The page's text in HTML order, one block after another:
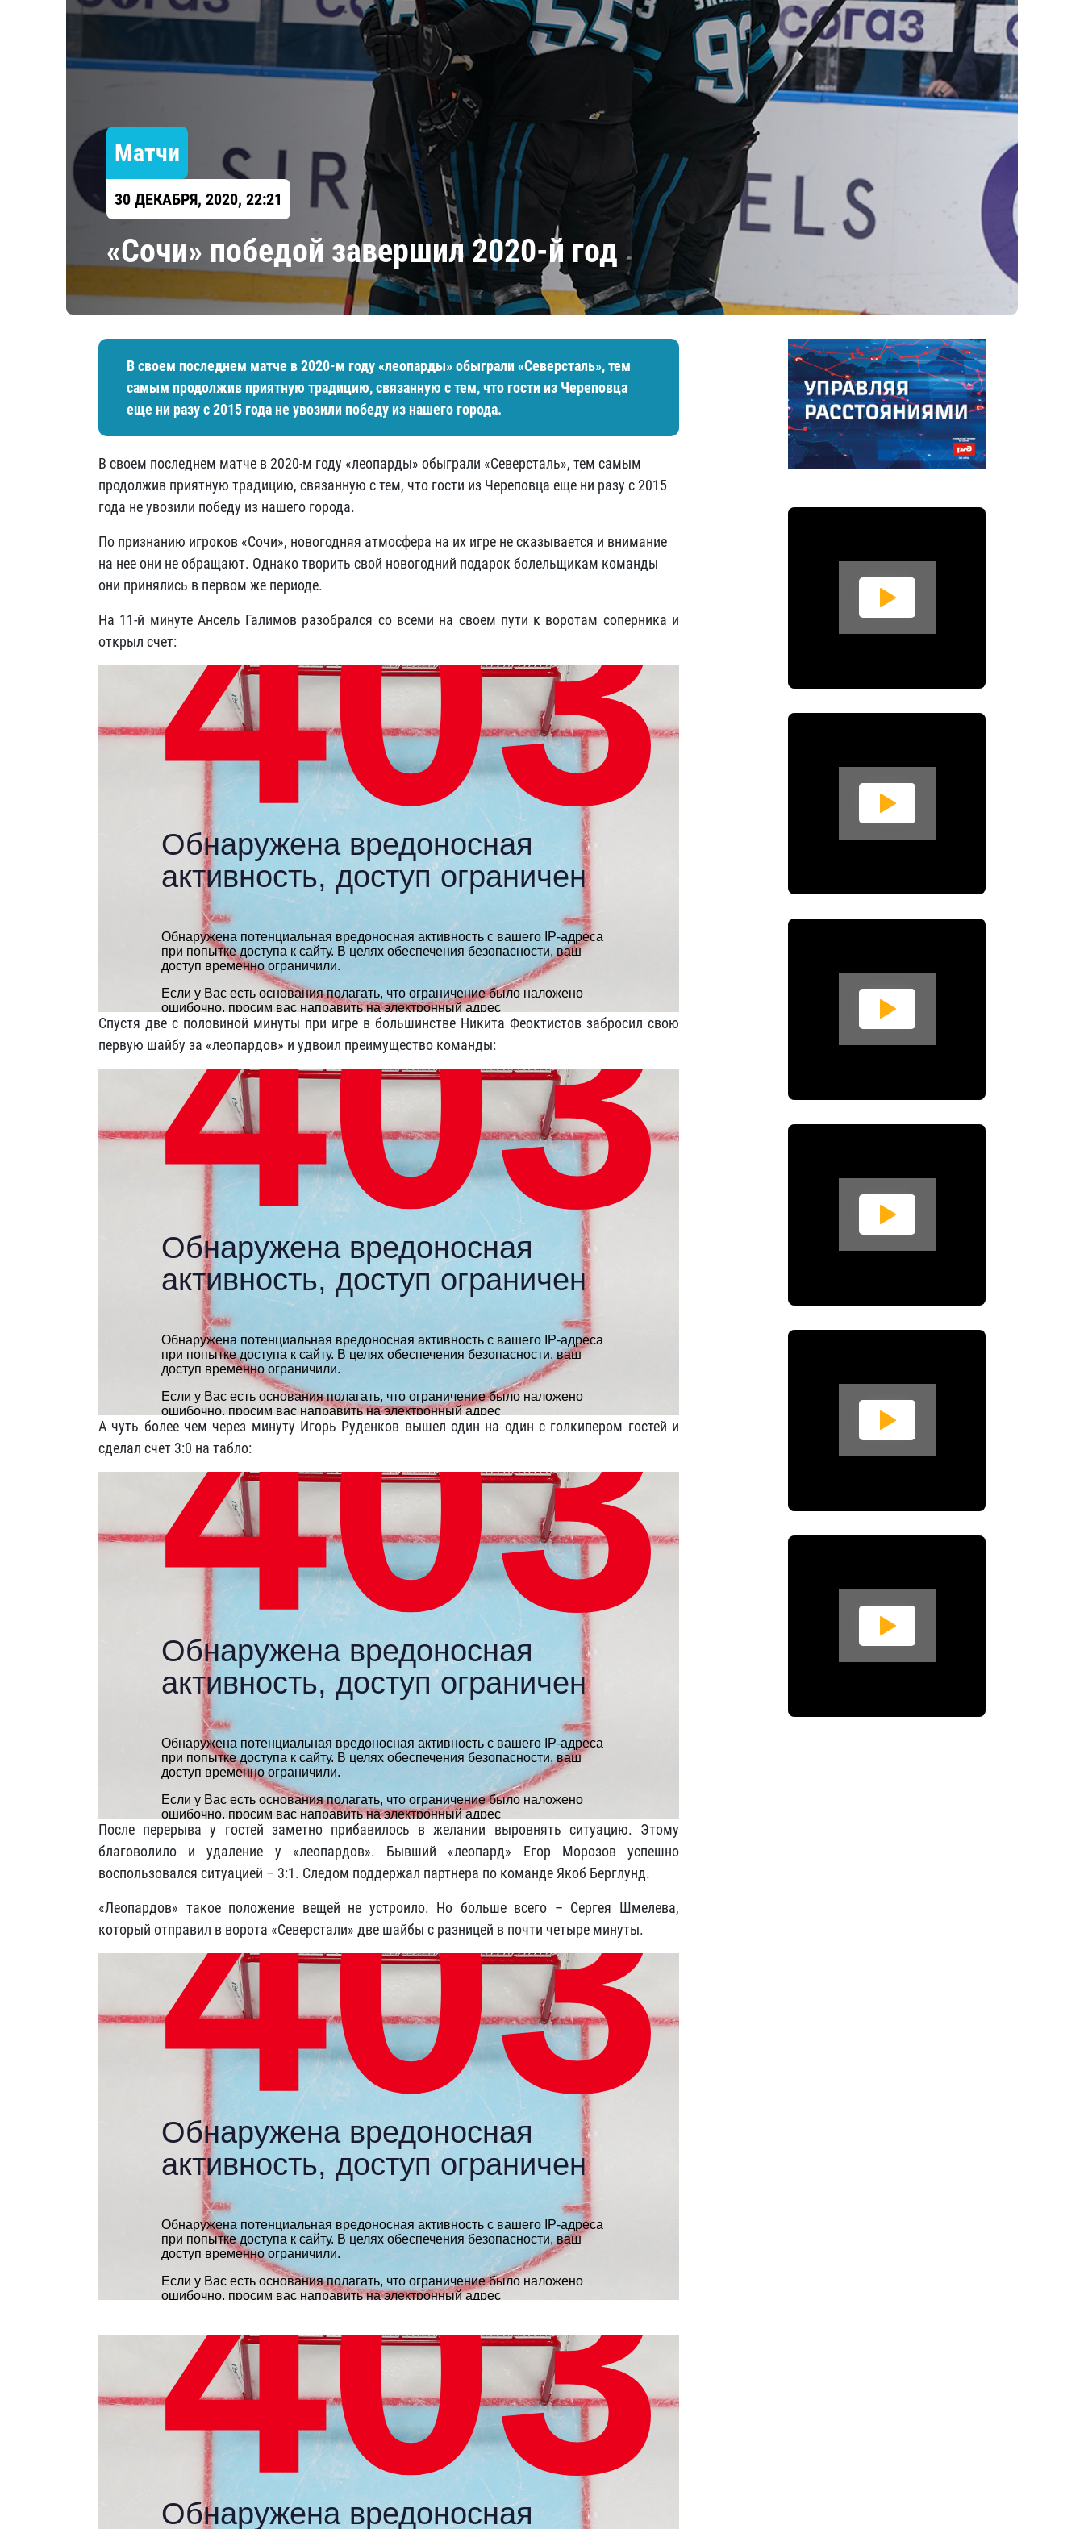
Локомотив
ЦСКА
Амур
Барыс
Салават Юлаев
Сибирь
Матчи
30 ДЕКАБРЯ, 2020, 22:21
«Сочи» победой завершил 2020-й год
В своем последнем матче в 2020-м году «леопарды» обыграли «Северсталь», тем
самым продолжив приятную традицию, связанную с тем, что гости из Череповца
еще ни разу с 2015 года не увозили победу из нашего города.
В своем последнем матче в 2020-м году «леопарды» обыграли «Северсталь», тем самым
продолжив приятную традицию, связанную с тем, что гости из Череповца еще ни разу с 2015
года не увозили победу из нашего города.
По признанию игроков «Сочи», новогодняя атмосфера на их игре не сказывается и внимание
на нее они не обращают. Однако творить свой новогодний подарок болельщикам команды
они принялись в первом же периоде.
На 11-й минуте Ансель Галимов разобрался со всеми на своем пути к воротам соперника и
открыл счет:
Спустя две с половиной минуты при игре в большинстве Никита Феоктистов забросил свою
первую шайбу за «леопардов» и удвоил преимущество команды:
А чуть более чем через минуту Игорь Руденков вышел один на один с голкипером гостей и
сделал счет 3:0 на табло:
После перерыва у гостей заметно прибавилось в желании выровнять ситуацию. Этому
благоволило и удаление у «леопардов». Бывший «леопард» Егор Морозов успешно
воспользовался ситуацией – 3:1. Следом поддержал партнера по команде Якоб Берглунд.
«Леопардов» такое положение вещей не устроило. Но больше всего – Сергея Шмелева,
который отправил в ворота «Северстали» две шайбы с разницей в почти четыре минуты.